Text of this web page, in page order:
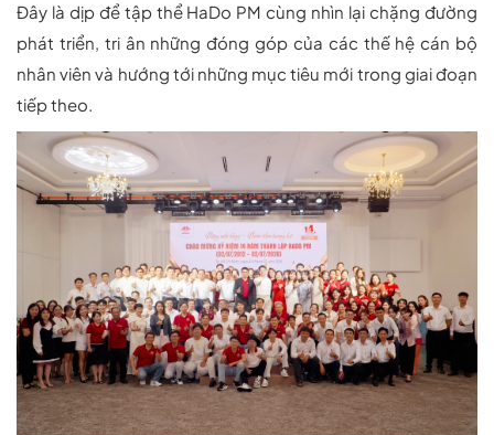
Đây là dịp để tập thể HaDo PM cùng nhìn lại chặng đường
phát triển, tri ân những đóng góp của các thế hệ cán bộ
nhân viên và hướng tới những mục tiêu mới trong giai đoạn
tiếp theo.